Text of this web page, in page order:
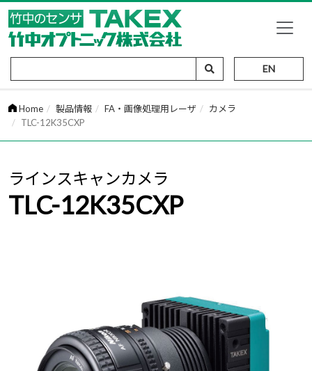
EN
Home 製品情報 FA・画像処理用レーザ
カメラ
TLC-12K35CXP
ラインスキャンカメラ
TLC-12K35CXP